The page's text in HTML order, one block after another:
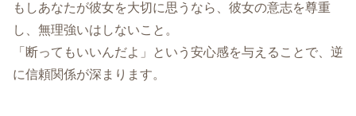
もしあなたが彼女を大切に思うなら、彼女の意志を尊重
し、無理強いはしないこと。
「断ってもいいんだよ」という安心感を与えることで、逆
に信頼関係が深まります。